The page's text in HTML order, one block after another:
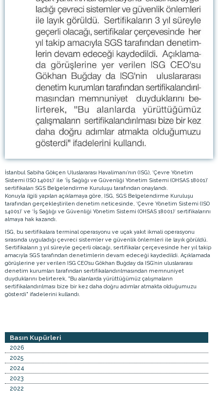
İstanbul Sabiha Gökçen Uluslararası Havalimanı’nın (ISG), ‘Çevre Yönetim
Sistemi (ISO 14001)’ ile ‘İş Sağlığı ve Güvenliği Yönetim Sistemi (OHSAS 18001)’
sertifikaları SGS Belgelendirme Kuruluşu tarafından onaylandı.
Konuyla ilgili yapılan açıklamaya göre, ISG, SGS Belgelendirme Kuruluşu
tarafından gerçekleştirilen denetim neticesinde, ‘Çevre Yönetim Sistemi (ISO
14001)’ ve ‘İş Sağlığı ve Güvenliği Yönetim Sistemi (OHSAS 18001)’ sertifikalarını
almaya hak kazandı.
ISG, bu sertifikalara terminal operasyonu ve uçak yakıt ikmali operasyonu
sırasında uyguladığı çevreci sistemler ve güvenlik önlemleri ile layık görüldü.
Sertifikaların 3 yıl süreyle geçerli olacağı, sertifikalar çerçevesinde her yıl takip
amacıyla SGS tarafından denetimlerin devam edeceği kaydedildi. Açıklamada
görüşlerine yer verilen ISG CEO’su Gökhan Buğday da ISG’nin uluslararası
denetim kurumları tarafından sertifikalandırılmasından memnuniyet
duyduklarını belirterek, "Bu alanlarda yürüttüğümüz çalışmaların
sertifikalandırılması bize bir kez daha doğru adımlar atmakta olduğumuzu
gösterdi" ifadelerini kullandı.
Basın Kupürleri
2026
2025
2024
2023
2022